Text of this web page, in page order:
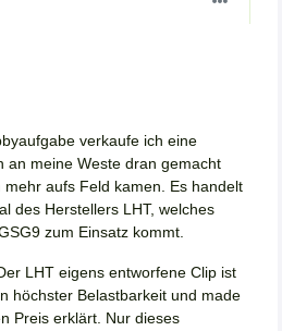
verkaufe ich eine
an meine Weste dran gemacht
aufs Feld kamen. Es handelt
des Herstellers LHT, welches
zum Einsatz kommt.
LHT eigens entworfene Clip ist
höchster Belastbarkeit und made
Preis erklärt. Nur dieses